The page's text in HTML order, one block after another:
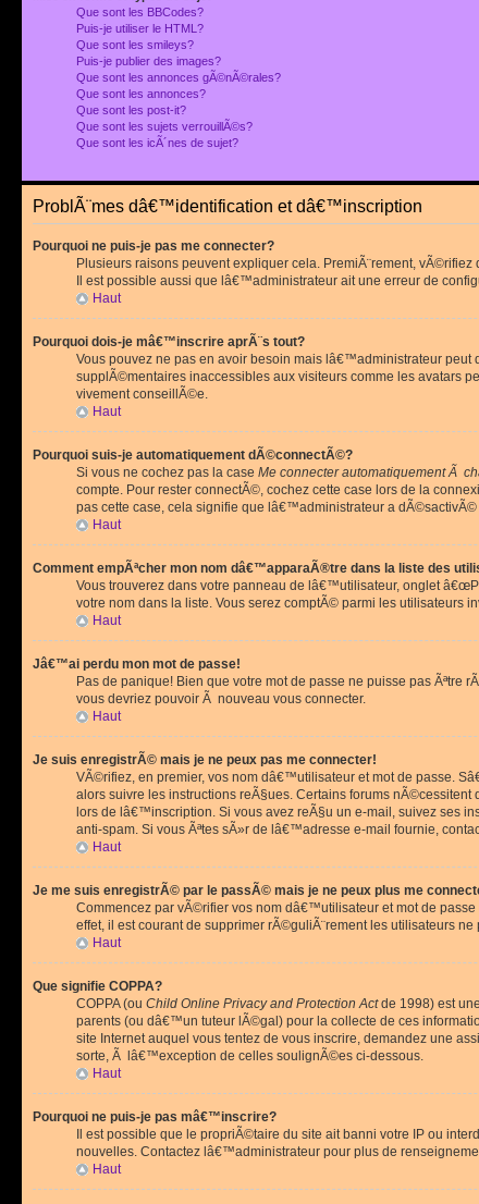
Que sont les BBCodes?
Puis-je utiliser le HTML?
Que sont les smileys?
Puis-je publier des images?
Que sont les annonces gÃ©nÃ©rales?
Que sont les annonces?
Que sont les post-it?
Que sont les sujets verrouillÃ©s?
Que sont les icÃ´nes de sujet?
ProblÃ¨mes dâ€™identification et dâ€™inscription
Pourquoi ne puis-je pas me connecter?
Plusieurs raisons peuvent expliquer cela. PremiÃ¨rement,
Il est possible aussi que lâ€™administrateur ait une erreur de
Haut
Pourquoi dois-je mâ€™inscrire aprÃ¨s tout?
Vous pouvez ne pas en avoir besoin mais lâ€™administrateur
supplÃ©mentaires inaccessibles aux visiteurs comme les
vivement conseillÃ©e.
Haut
Pourquoi suis-je automatiquement dÃ©connectÃ©?
Si vous ne cochez pas la case Me connecter automatiquement Ã
compte. Pour rester connectÃ©, cochez cette case lors de la
pas cette case, cela signifie que lâ€™administrateur a
Haut
Comment empÃªcher mon nom dâ€™apparaÃ®tre dans la liste des
Vous trouverez dans votre panneau de lâ€™utilisateur, onglet
votre nom dans la liste. Vous serez comptÃ© parmi les utilisateurs
Haut
Jâ€™ai perdu mon mot de passe!
Pas de panique! Bien que votre mot de passe ne puisse pas
vous devriez pouvoir Ã nouveau vous connecter.
Haut
Je suis enregistrÃ© mais je ne peux pas me connecter!
VÃ©rifiez, en premier, vos nom dâ€™utilisateur et mot de passe.
alors suivre les instructions reÃ§ues. Certains forums
lors de lâ€™inscription. Si vous avez reÃ§u un e-mail, suivez ses
anti-spam. Si vous Ãªtes sÃ»r de lâ€™adresse e-mail fournie,
Haut
Je me suis enregistrÃ© par le passÃ© mais je ne peux plus me
Commencez par vÃ©rifier vos nom dâ€™utilisateur et mot de
effet, il est courant de supprimer rÃ©guliÃ¨rement les utilisateurs
Haut
Que signifie COPPA?
COPPA (ou Child Online Privacy and Protection Actde 1998) est
parents (ou dâ€™un tuteur lÃ©gal) pour la collecte de ces
site Internet auquel vous tentez de vous inscrire, demandez une
sorte, Ã lâ€™exception de celles soulignÃ©es ci-dessous.
Haut
Pourquoi ne puis-je pas mâ€™inscrire?
Il est possible que le propriÃ©taire du site ait banni votre IP ou
nouvelles. Contactez lâ€™administrateur pour plus de
Haut